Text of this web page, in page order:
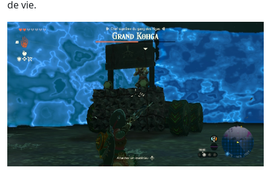
de vie.